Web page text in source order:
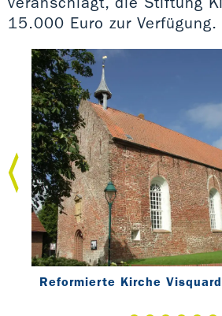
15.000 Euro zur Verfügung.
Reformierte Kirche